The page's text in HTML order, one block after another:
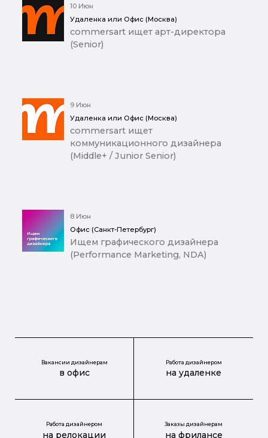
10 Июн
Удаленка или Офис (Москва)
commersart ищет арт-директора
(Senior)
9 Июн
Удаленка или Офис (Москва)
commersart ищет
коммуникационного дизайнера
(Middle+ / Junior Senior)
8 Июн
Офис (Санкт-Петербург)
Ищем графического дизайнера
(Performance Marketing, NDA)
Вакансии дизайнерам
в офис
Работа дизайнером
на удаленке
Работа дизайнером
на релокации
Заказы дизайнерам
на фрилансе